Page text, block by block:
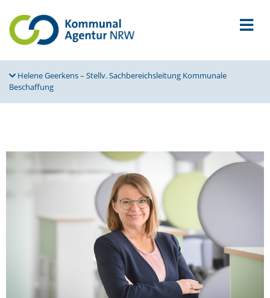
Helene Geerkens – Stellv. Sachbe­reichs­leitung Kommunale
Beschaffung